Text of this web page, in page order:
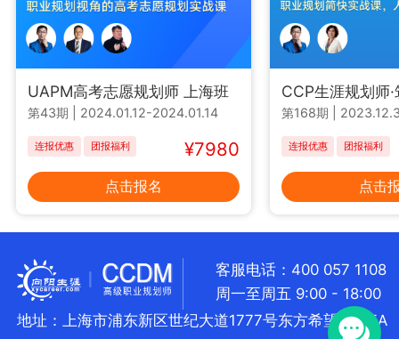
UAPM高考志愿规划师 上海班
第43期 2024.01.12-2024.01.14
连报优惠 团报福利 ¥7980
点击报名
CCP生涯规划师
第168期
连报优惠 团报福利
点击
客服电话：400 057 1108
周一至周五 9:00 - 18:00
地址：上海市浦东新区世纪大道1777号东方希望大厦5A